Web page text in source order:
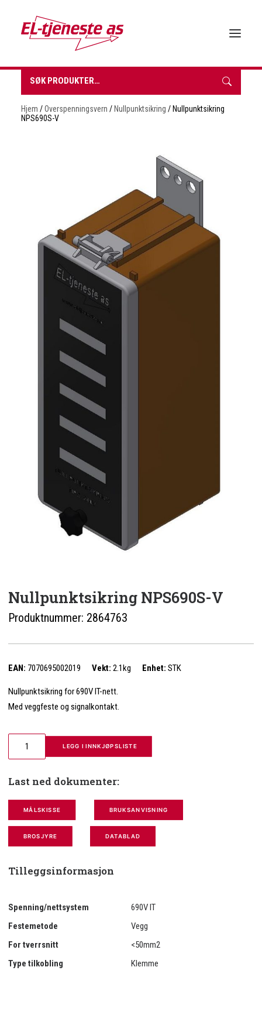
HJEM
OM EL-TJENESTE
KONTAKT
INNKJØPSLISTE
ENGLISH
Søk
Hjem /Overspenningsvern / Nullpunktsikring / Nullpunktsikring
NPS690S-V
Nullpunktsikring NPS690S-V
Produktnummer: 2864763
EAN: 7070695002019 Vekt: 2.1kg Enhet: STK
Nullpunktsikring for 690V IT-nett.
Med veggfeste og signalkontakt.
LEGG I INNKJØPSLISTE
Last ned dokumenter:
MÅLSKISSE BRUKSANVISNING
BROSJYRE DATABLAD
Tilleggsinformasjon
Spenning/nettsystem
690V IT
Festemetode
Vegg
For tverrsnitt
<50mm2
Type tilkobling
Klemme